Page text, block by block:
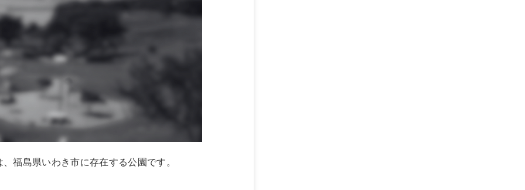
福島県いわき市に存在する公園です。